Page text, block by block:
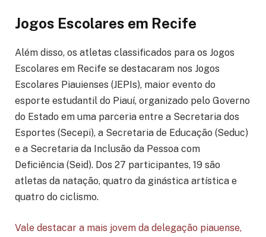
Jogos Escolares em Recife
Além disso, os atletas classificados para os Jogos
Escolares em Recife se destacaram nos Jogos
Escolares Piauienses (JEPIs), maior evento do
esporte estudantil do Piauí, organizado pelo Governo
do Estado em uma parceria entre a Secretaria dos
Esportes (Secepi), a Secretaria de Educação (Seduc)
e a Secretaria da Inclusão da Pessoa com
Deficiência (Seid). Dos 27 participantes, 19 são
atletas da natação, quatro da ginástica artística e
quatro do ciclismo.
Vale destacar a mais jovem da delegação piauense,